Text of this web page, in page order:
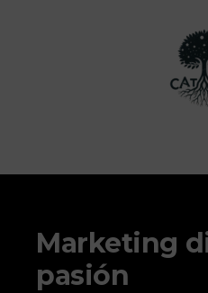
Marketing
pasión